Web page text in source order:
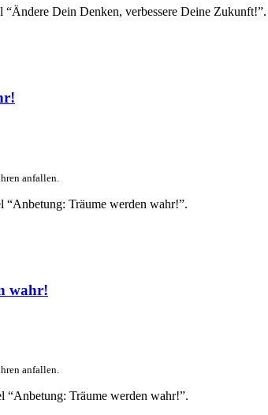
Dein Denken, verbessere Deine Zukunft!”.
anfallen.
“Anbetung: Träume werden wahr!”.
wahr!
anfallen.
“Anbetung: Träume werden wahr!”.